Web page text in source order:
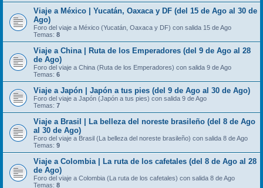
Viaje a México | Yucatán, Oaxaca y DF (del 15 de Ago al 30 de
Ago)
Foro del viaje a México (Yucatán, Oaxaca y DF) con salida 15 de Ago
Temas: 8
Viaje a China | Ruta de los Emperadores (del 9 de Ago al 28
de Ago)
Foro del viaje a China (Ruta de los Emperadores) con salida 9 de Ago
Temas: 6
Viaje a Japón | Japón a tus pies (del 9 de Ago al 30 de Ago)
Foro del viaje a Japón (Japón a tus pies) con salida 9 de Ago
Temas: 7
Viaje a Brasil | La belleza del noreste brasileño (del 8 de Ago
al 30 de Ago)
Foro del viaje a Brasil (La belleza del noreste brasileño) con salida 8 de Ago
Temas: 9
Viaje a Colombia | La ruta de los cafetales (del 8 de Ago al 28
de Ago)
Foro del viaje a Colombia (La ruta de los cafetales) con salida 8 de Ago
Temas: 8